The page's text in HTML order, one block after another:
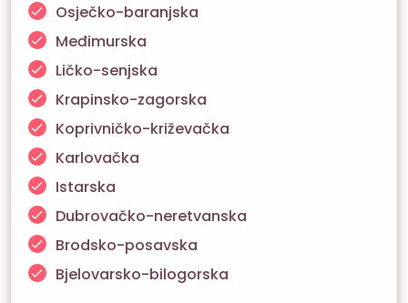
Osječko-baranjska
Međimurska
Ličko-senjska
Krapinsko-zagorska
Koprivničko-križevačka
Karlovačka
Istarska
Dubrovačko-neretvanska
Brodsko-posavska
Bjelovarsko-bilogorska